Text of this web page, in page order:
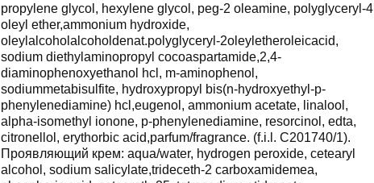
propylene glycol, hexylene glycol, peg-2 oleamine, polyglyceryl-4
oleyl ether,ammonium hydroxide,
oleylalcoholalcoholdenat.polyglyceryl-2oleyletheroleicacid,
sodium diethylaminopropyl cocoaspartamide,2,4-
diaminophenoxyethanol hcl, m-aminophenol,
sodiummetabisulfite, hydroxypropyl bis(n-hydroxyethyl-p-
phenylenediamine) hcl,eugenol, ammonium acetate, linalool,
alpha-isomethyl ionone, p-phenylenediamine, resorcinol, edta,
citronellol, erythorbic acid,parfum/fragrance. (f.i.l. C201740/1).
Проявляющий крем: aqua/water, hydrogen peroxide, cetearyl
alcohol, sodium salicylate,trideceth-2 carboxamidemea,